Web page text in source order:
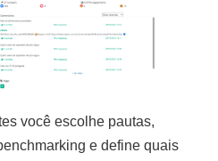
você escolhe pautas,
e define quais